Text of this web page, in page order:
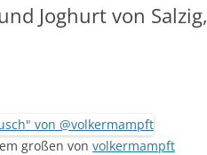
Joghurt von Salzig,
großen von volkermampft